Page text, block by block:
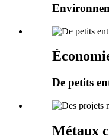
De petits
Métaux